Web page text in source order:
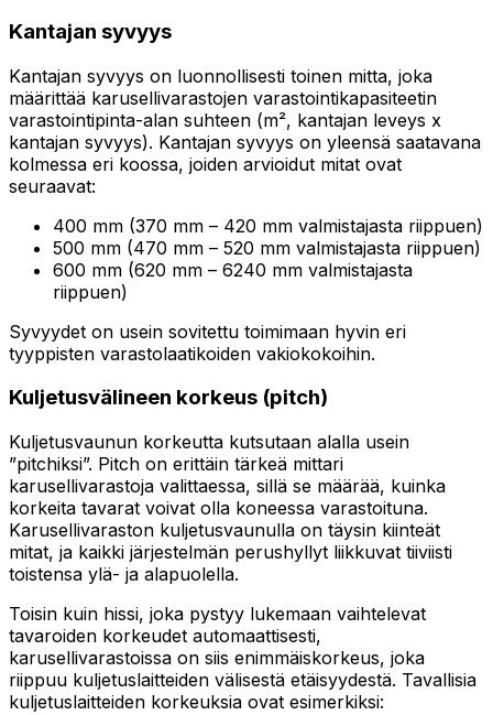
Kantajan syvyys
Kantajan syvyys on luonnollisesti toinen mitta, joka
määrittää karusellivarastojen varastointikapasiteetin
varastointipinta-alan suhteen (m², kantajan leveys x
kantajan syvyys). Kantajan syvyys on yleensä saatavana
kolmessa eri koossa, joiden arvioidut mitat ovat
seuraavat:
400 mm (370 mm – 420 mm valmistajasta riippuen)
500 mm (470 mm – 520 mm valmistajasta riippuen)
600 mm (620 mm – 6240 mm valmistajasta
riippuen)
Syvyydet on usein sovitettu toimimaan hyvin eri
tyyppisten varastolaatikoiden vakiokokoihin.
Kuljetusvälineen korkeus (pitch)
Kuljetusvaunun korkeutta kutsutaan alalla usein
”pitchiksi”. Pitch on erittäin tärkeä mittari
karusellivarastoja valittaessa, sillä se määrää, kuinka
korkeita tavarat voivat olla koneessa varastoituna.
Karusellivaraston kuljetusvaunulla on täysin kiinteät
mitat, ja kaikki järjestelmän perushyllyt liikkuvat tiiviisti
toistensa ylä- ja alapuolella.
Toisin kuin hissi, joka pystyy lukemaan vaihtelevat
tavaroiden korkeudet automaattisesti,
karusellivarastoissa on siis enimmäiskorkeus, joka
riippuu kuljetuslaitteiden välisestä etäisyydestä. Tavallisia
kuljetuslaitteiden korkeuksia ovat esimerkiksi: